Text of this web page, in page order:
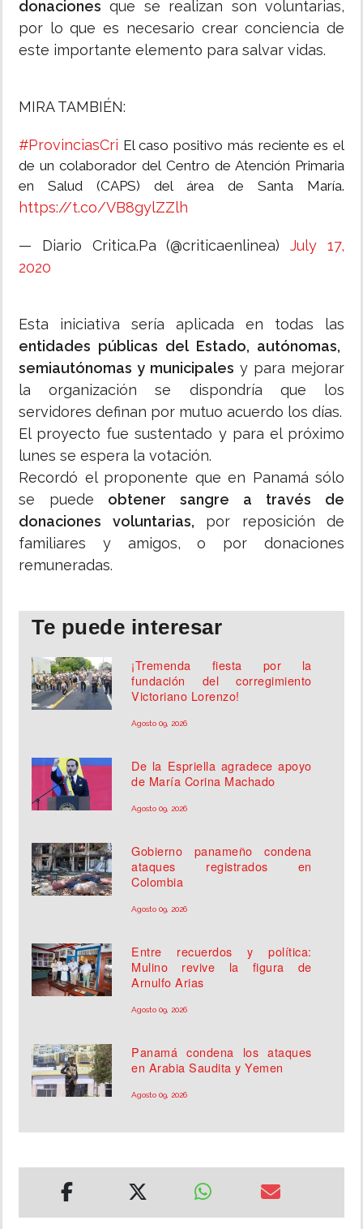
donaciones que se realizan son voluntarias,
por lo que es necesario crear conciencia de
este importante elemento para salvar vidas.
MIRA TAMBIÉN:
#ProvinciasCri El caso positivo más reciente es el
de un colaborador del Centro de Atención Primaria
en Salud (CAPS) del área de Santa María.
https://t.co/VB8gylZZlh
— Diario Critica.Pa (@criticaenlinea)July 17,
2020
Esta iniciativa sería aplicada en todas las
entidades públicas del Estado, autónomas,
semiautónomas y municipales y para mejorar
la organización se dispondría que los
servidores definan por mutuo acuerdo los días.
El proyecto fue sustentado y para el próximo
lunes se espera la votación.
Recordó el proponente que en Panamá sólo
se puede obtener sangre a través de
donaciones voluntarias, por reposición de
familiares y amigos, o por donaciones
remuneradas.
Te puede interesar
¡Tremenda fiesta por la
fundación del corregimiento
Victoriano Lorenzo!
Agosto 09, 2026
De la Espriella agradece apoyo
de María Corina Machado
Agosto 09, 2026
Gobierno panameño condena
ataques registrados en
Colombia
Agosto 09, 2026
Entre recuerdos y política:
Mulino revive la figura de
Arnulfo Arias
Agosto 09, 2026
Panamá condena los ataques
en Arabia Saudita y Yemen
Agosto 09, 2026